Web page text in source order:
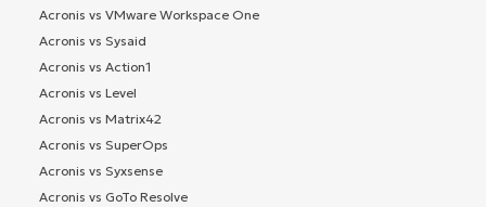
Acronis vs VMware Workspace One
Acronis vs Sysaid
Acronis vs Action1
Acronis vs Level
Acronis vs Matrix42
Acronis vs SuperOps
Acronis vs Syxsense
Acronis vs GoTo Resolve